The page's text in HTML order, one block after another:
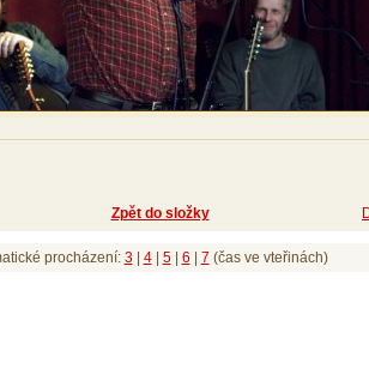
Zpět do složky
procházení: 3| 4| 5| 6 7 (čas ve vteřinách)